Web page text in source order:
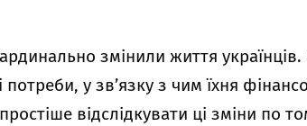
змінили життя українців.
у зв’язку з чим їхня
відслідкувати ці зміни по